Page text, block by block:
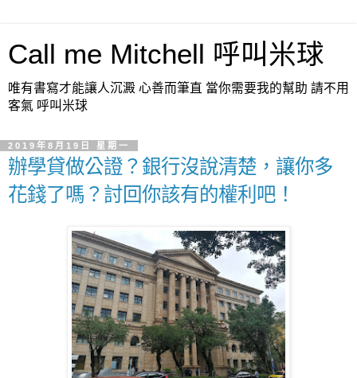
Call me Mitchell 呼叫米球
唯有書寫才能讓人沉澱 心善而筆直 當你需要我的幫助 請不用
客氣 呼叫米球
2019年8月19日 星期一
辦學貸做公證？銀行沒說清楚，讓你多
花錢了嗎？討回你該有的權利吧！